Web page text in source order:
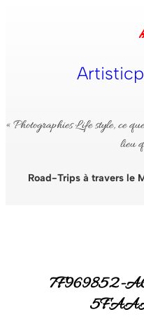
« Photographies Life style, ce
lieu
Road-Trips à travers le
7F969852-